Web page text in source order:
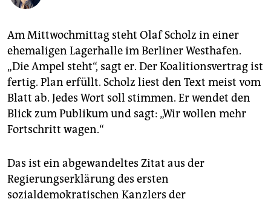
genossenschaft
epaper login
Am Mittwoch­mittag steht Olaf Scholz in ­einer
ehemaligen Lagerhalle im Berliner Westhafen.
„Die Ampel steht“, sagt er. Der Koalitionsvertrag ist
fertig. Plan erfüllt. Scholz liest den Text meist vom
Blatt ab. Jedes Wort soll stimmen. Er wendet den
Blick zum Publikum und sagt: „Wir wollen mehr
Fortschritt wagen.“
Das ist ein abgewandeltes Zitat aus der
Regierungserklärung des ersten
sozialdemokratischen Kanzlers der